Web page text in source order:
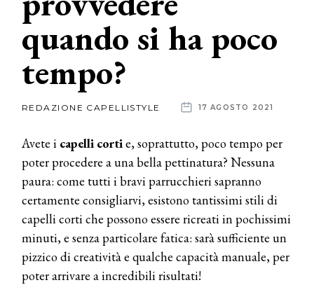
News
dalle
aziende
quando si ha poco
tempo?
REDAZIONE CAPELLISTYLE 17 AGOSTO 2021
Avete i capelli cortie, soprattutto, poco tempo per
poter procedere a una bella pettinatura? Nessuna
paura: come tutti i bravi parrucchieri sapranno
certamente consigliarvi, esistono tantissimi stili di
capelli corti che possono essere ricreati in pochissimi
minuti, e senza particolare fatica: sarà sufficiente un
pizzico di creatività e qualche capacità manuale, per
poter arrivare a incredibili risultati!